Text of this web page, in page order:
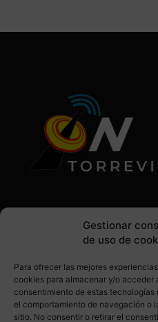
Gestionar
de uso de
Para ofrecer las mejores
cookies para almacenar y/o acceder
consentimiento de estas
el comportamiento de navegación o
sitio. No consentir o retirar el
SÍGUENOS EN